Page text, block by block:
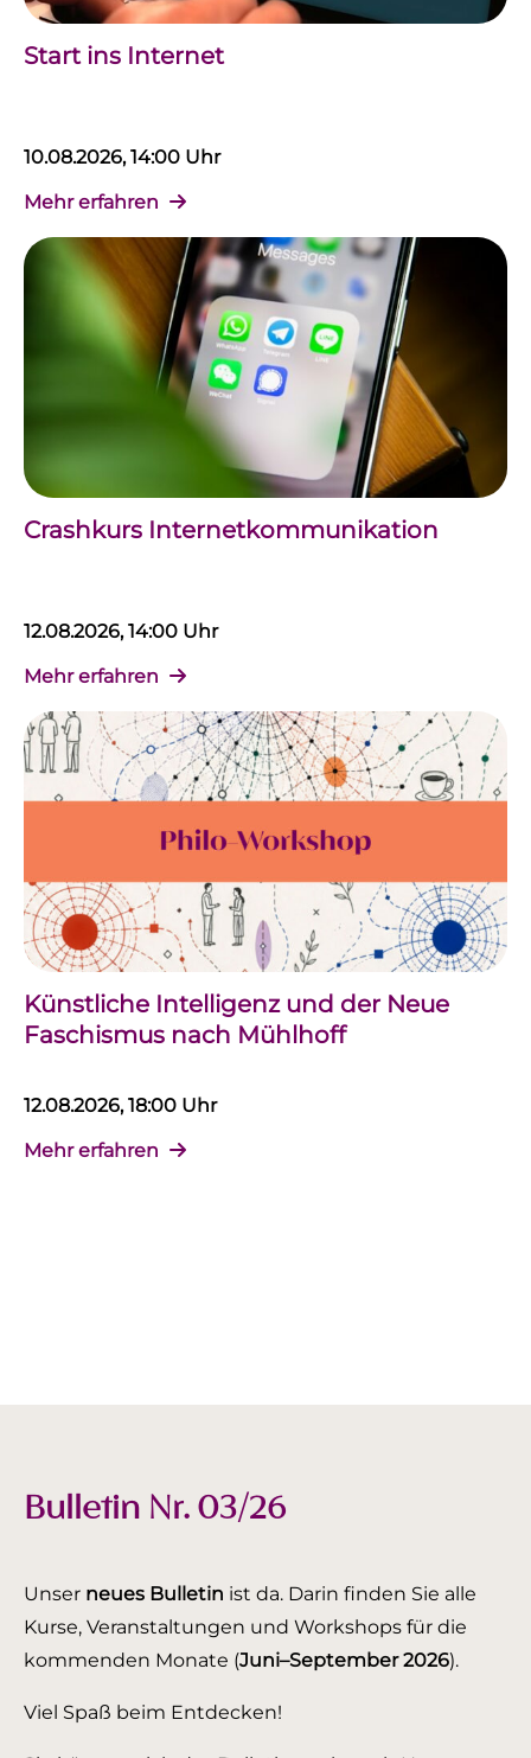
Start ins Internet
10.08.2026, 14:00 Uhr
Mehr erfahren
Crashkurs Internetkommunikation
12.08.2026, 14:00 Uhr
Mehr erfahren
Künstliche Intelligenz und der Neue
Faschismus nach Mühlhoff
12.08.2026, 18:00 Uhr
Mehr erfahren
Bulletin Nr. 03/26
Unser neues Bulletin ist da. Darin finden Sie alle
Kurse, Veranstaltungen und Workshops für die
kommenden Monate (Juni–September 2026).
Viel Spaß beim Entdecken!